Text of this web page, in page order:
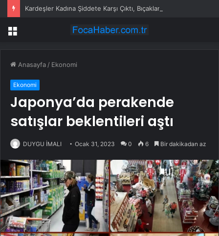
Kardeşler Kadına Şiddete Karşı Çıktı, Bıçaklandı
Menü
Anasayfa / Ekonomi
Ekonomi
Japonya’da perakende
satışlar beklentileri aştı
DUYGU İMALI Ocak 31, 2023 0 6 Bir dakikadan az